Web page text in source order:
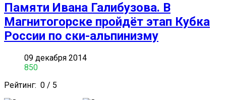
Памяти Ивана Галибузова. В
Магнитогорске пройдёт этап Кубка
России по ски-альпинизму
09 декабря 2014
850
Рейтинг: 0 / 5